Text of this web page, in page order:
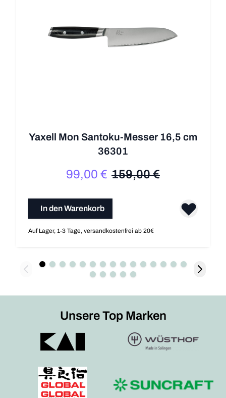
Yaxell Mon Santoku-Messer 16,5 cm
36301
Sonderpreis
99,00 € Regulärer Preis
159,00 €
In den Warenkorb
Auf Lager, 1-3 Tage, versandkostenfrei ab 20€
Unsere Top Marken